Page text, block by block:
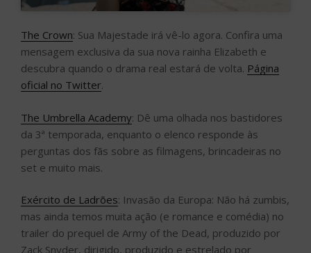
The Crown: Sua Majestade irá vê-lo agora. Confira uma
mensagem exclusiva da sua nova rainha Elizabeth e
descubra quando o drama real estará de volta. Página
oficial no Twitter.
The Umbrella Academy: Dê uma olhada nos bastidores
da 3ª temporada, enquanto o elenco responde às
perguntas dos fãs sobre as filmagens, brincadeiras no
set e muito mais.
Exército de Ladrões: Invasão da Europa: Não há zumbis,
mas ainda temos muita ação (e romance e comédia) no
trailer do prequel de Army of the Dead, produzido por
Zack Snyder, dirigido, produzido e estrelado por